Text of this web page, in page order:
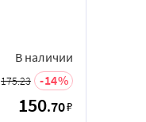
В наличии
175.23 14
150.70₽